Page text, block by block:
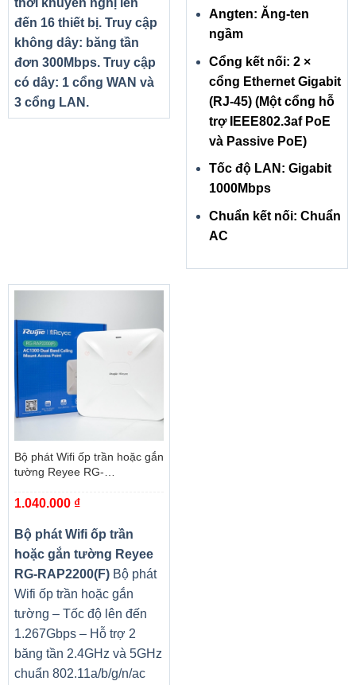
thời khuyến nghị lên
đến 16 thiết bị. Truy cập
không dây: băng tần
đơn 300Mbps. Truy cập
có dây: 1 cổng WAN và
3 cổng LAN.
Angten: Ăng-ten
ngầm
Cổng kết nối: 2 ×
cổng Ethernet Gigabit
(RJ-45) (Một cổng hỗ
trợ IEEE802.3af PoE
và Passive PoE)
Tốc độ LAN: Gigabit
1000Mbps
Chuẩn kết nối: Chuẩn
AC
Bộ phát Wifi ốp trần hoặc gắn
tường Reyee RG-
1.040.000 ₫
Bộ phát Wifi ốp trần
hoặc gắn tường Reyee
RG-RAP2200(F)Bộ phát
Wifi ốp trần hoặc gắn
tường – Tốc độ lên đến
1.267Gbps – Hỗ trợ 2
băng tần 2.4GHz và 5GHz
chuẩn 802.11a/b/g/n/ac